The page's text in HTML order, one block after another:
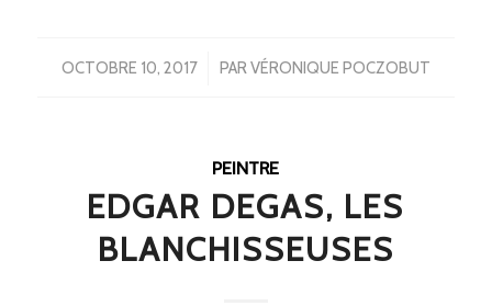
OCTOBRE 10, 2017
/ PARVÉRONIQUE POCZOBUT
PEINTRE
EDGAR DEGAS, LES
BLANCHISSEUSES